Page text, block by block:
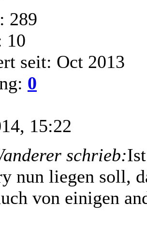
289
10
seit: Oct 2013
0
15:22
schrieb:
nun liegen soll,
von einigen